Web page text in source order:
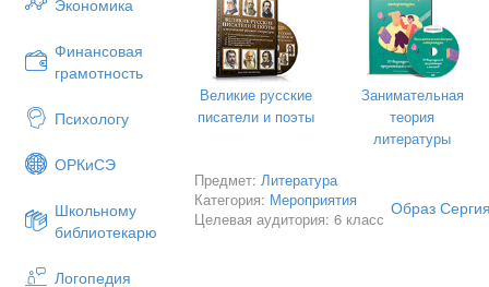
Экономика
Финансовая
грамотность
Психологу
ОРКиСЭ
Школьному
библиотекарю
Логопедия
постоянной мечты создать образ
земле, человеколюбивого, доброго.
Следующая картина Нестерова
монашеском одеянии. Кроткий и
зрителю и одновременно
собой. Посох в руке и
стал известен, и многие люди
Со времен Куликовской битвы
Великие русские
писатели и поэты
Занимательная
теория
литературы
Предмет:Литература
Категория: Мероприятия
Целевая аудитория: 6 класс
Образ